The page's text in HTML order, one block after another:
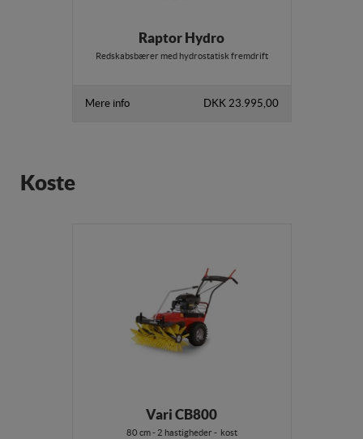
Raptor Hydro
Redskabsbærer med hydrostatisk fremdrift
Mere info DKK 23.995,00
Koste
Vari CB800
80 cm - 2 hastigheder - kost